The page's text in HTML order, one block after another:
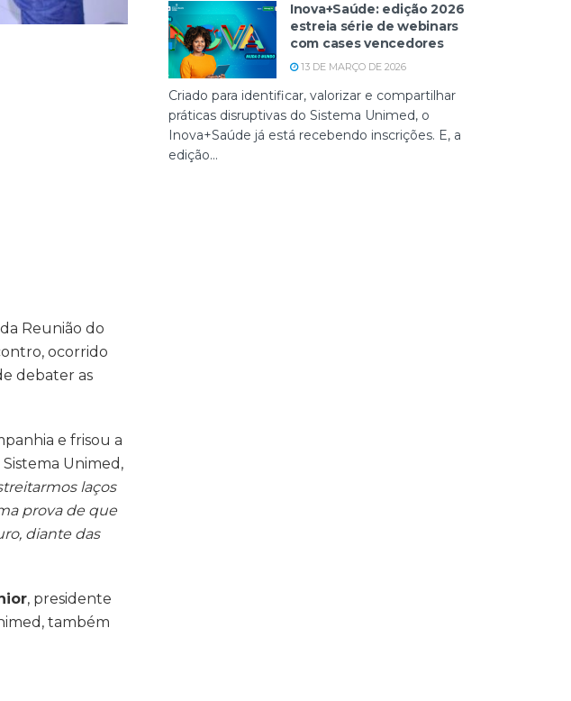
Reunião do
ocorrido
debater as
e frisou a
Unimed,
laços
prova de que
diante das
, presidente
também
Inova+Saúde: edição 2026
estreia série de webinars
com cases vencedores
13 DE MARÇO DE 2026
Criado para identificar, valorizar e compartilhar
práticas disruptivas do Sistema Unimed, o
Inova+Saúde já está recebendo inscrições. E, a
edição...